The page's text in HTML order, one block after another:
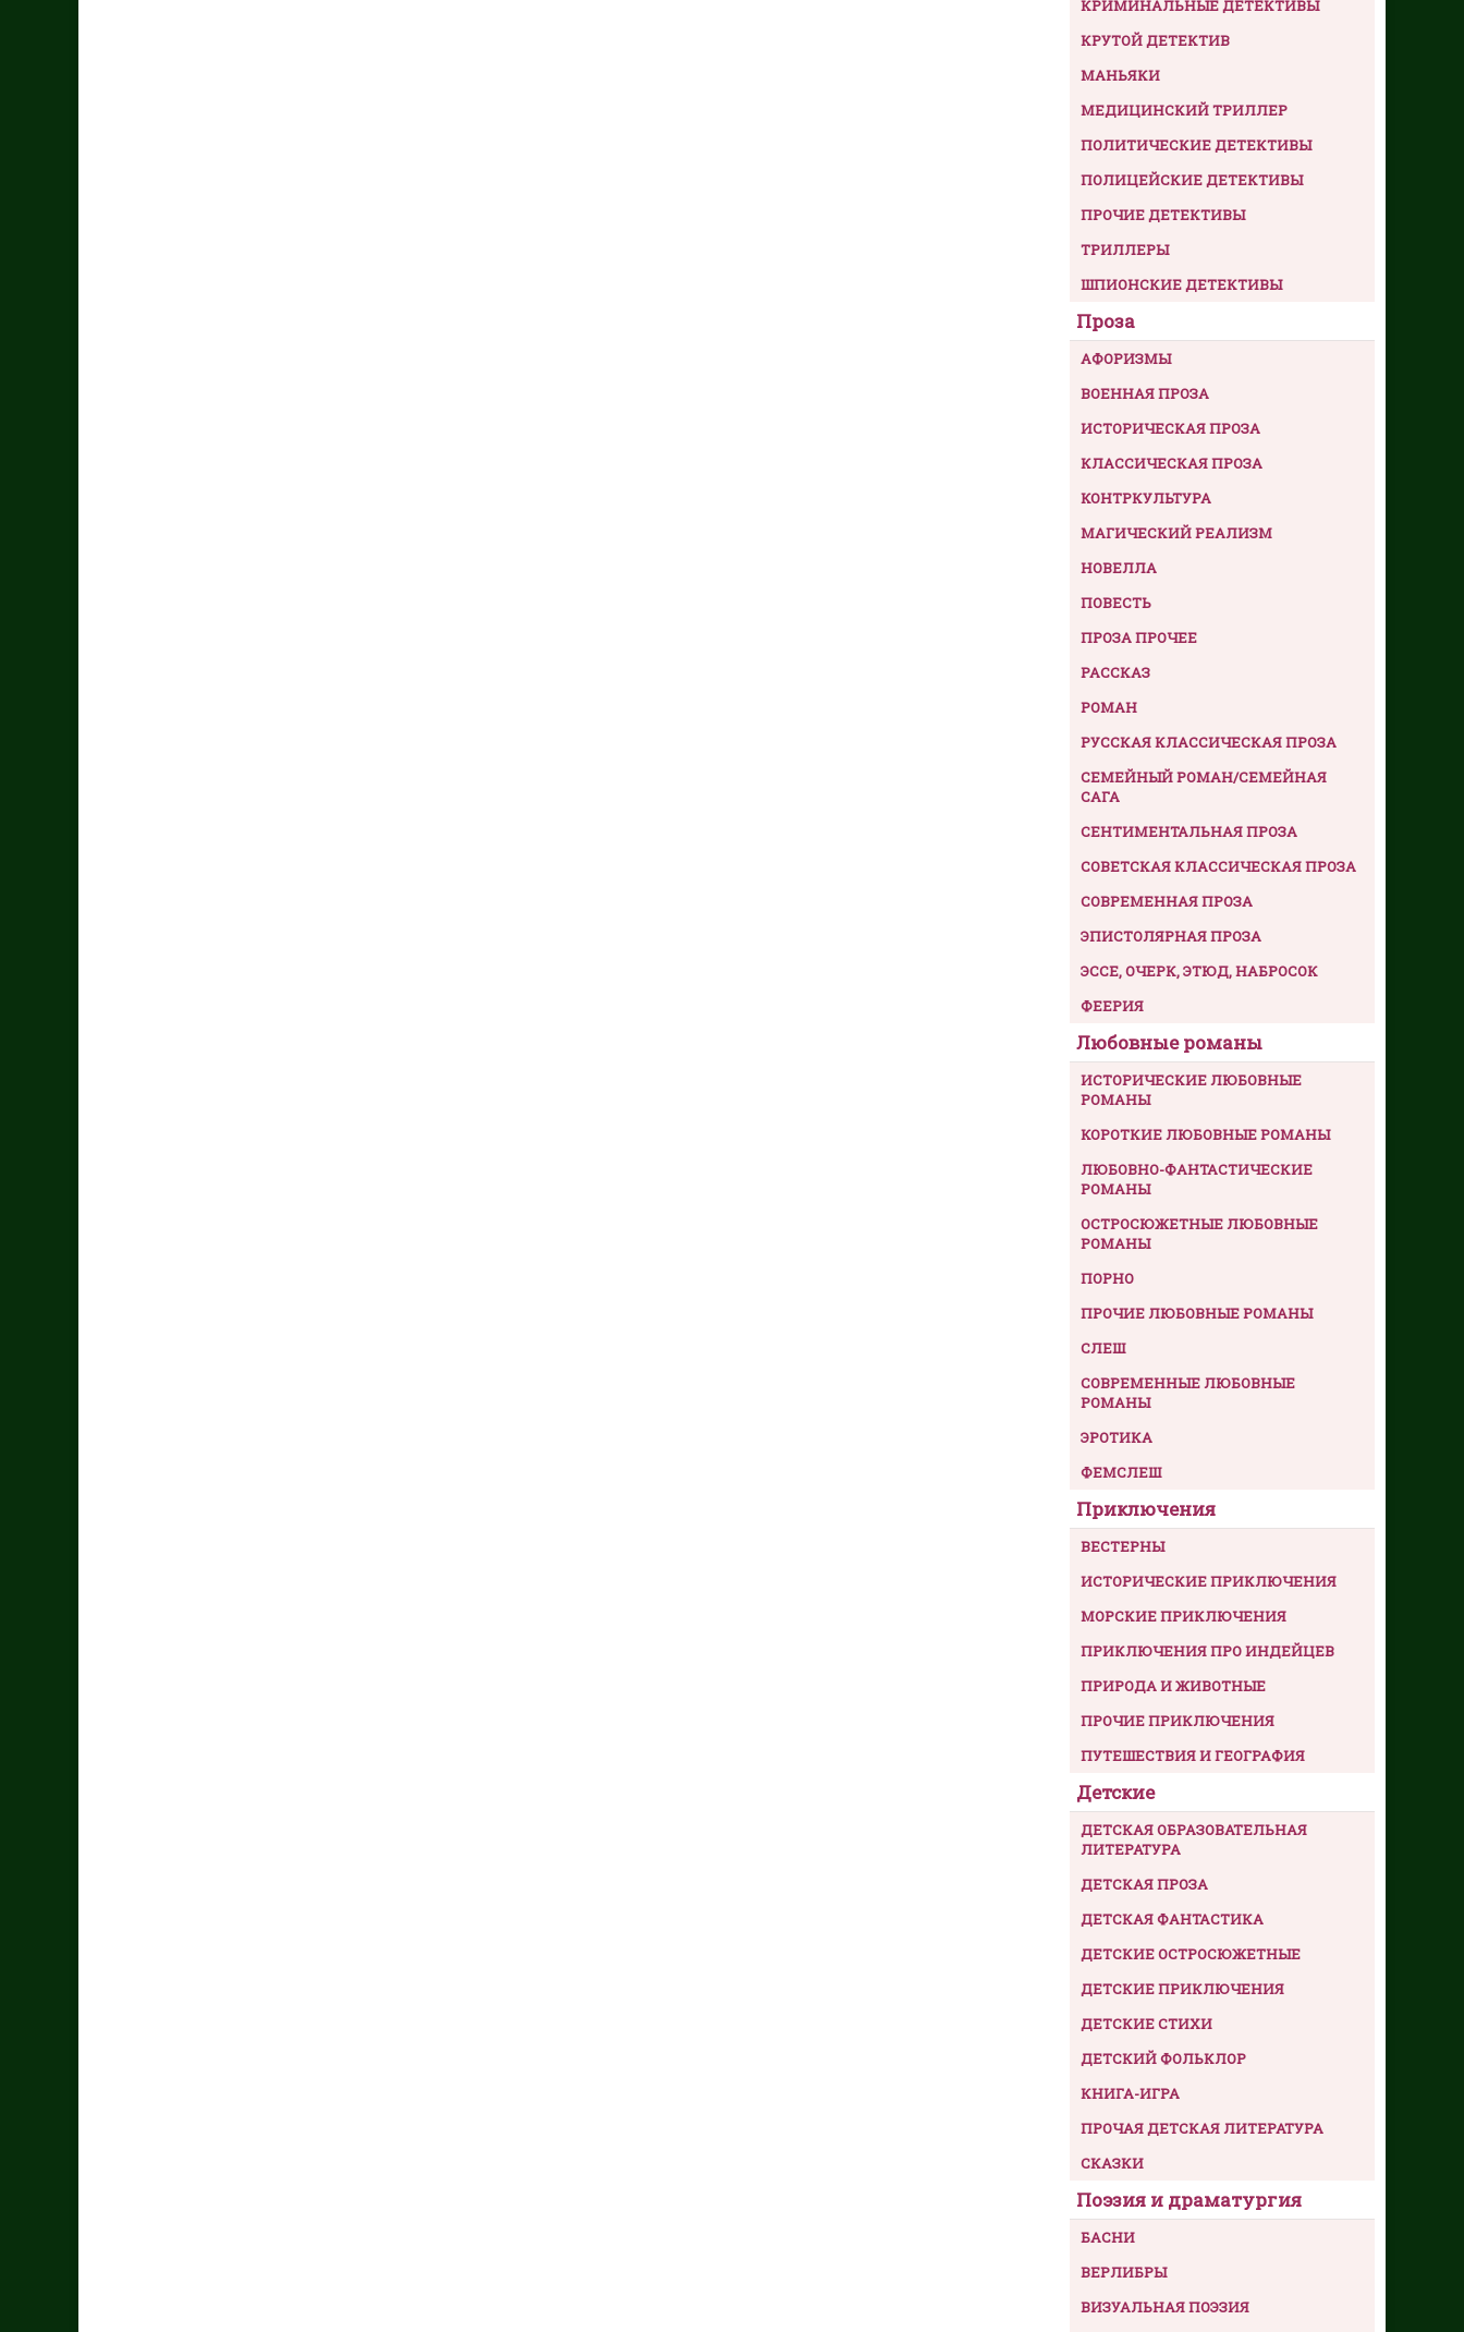
КРИМИНАЛЬНЫЕ ДЕТЕКТИВЫ
КРУТОЙ ДЕТЕКТИВ
МАНЬЯКИ
МЕДИЦИНСКИЙ ТРИЛЛЕР
ПОЛИТИЧЕСКИЕ ДЕТЕКТИВЫ
ПОЛИЦЕЙСКИЕ ДЕТЕКТИВЫ
ПРОЧИЕ ДЕТЕКТИВЫ
ТРИЛЛЕРЫ
ШПИОНСКИЕ ДЕТЕКТИВЫ
Проза
АФОРИЗМЫ
ВОЕННАЯ ПРОЗА
ИСТОРИЧЕСКАЯ ПРОЗА
КЛАССИЧЕСКАЯ ПРОЗА
КОНТРКУЛЬТУРА
МАГИЧЕСКИЙ РЕАЛИЗМ
НОВЕЛЛА
ПОВЕСТЬ
ПРОЗА ПРОЧЕЕ
РАССКАЗ
РОМАН
РУССКАЯ КЛАССИЧЕСКАЯ ПРОЗА
СЕМЕЙНЫЙ РОМАН/СЕМЕЙНАЯ
САГА
СЕНТИМЕНТАЛЬНАЯ ПРОЗА
СОВЕТСКАЯ КЛАССИЧЕСКАЯ ПРОЗА
СОВРЕМЕННАЯ ПРОЗА
ЭПИСТОЛЯРНАЯ ПРОЗА
ЭССЕ, ОЧЕРК, ЭТЮД, НАБРОСОК
ФЕЕРИЯ
Любовные романы
ИСТОРИЧЕСКИЕ ЛЮБОВНЫЕ
РОМАНЫ
КОРОТКИЕ ЛЮБОВНЫЕ РОМАНЫ
ЛЮБОВНО-ФАНТАСТИЧЕСКИЕ
РОМАНЫ
ОСТРОСЮЖЕТНЫЕ ЛЮБОВНЫЕ
РОМАНЫ
ПОРНО
ПРОЧИЕ ЛЮБОВНЫЕ РОМАНЫ
СЛЕШ
СОВРЕМЕННЫЕ ЛЮБОВНЫЕ
РОМАНЫ
ЭРОТИКА
ФЕМСЛЕШ
Приключения
ВЕСТЕРНЫ
ИСТОРИЧЕСКИЕ ПРИКЛЮЧЕНИЯ
МОРСКИЕ ПРИКЛЮЧЕНИЯ
ПРИКЛЮЧЕНИЯ ПРО ИНДЕЙЦЕВ
ПРИРОДА И ЖИВОТНЫЕ
ПРОЧИЕ ПРИКЛЮЧЕНИЯ
ПУТЕШЕСТВИЯ И ГЕОГРАФИЯ
Детские
ДЕТСКАЯ ОБРАЗОВАТЕЛЬНАЯ
ЛИТЕРАТУРА
ДЕТСКАЯ ПРОЗА
ДЕТСКАЯ ФАНТАСТИКА
ДЕТСКИЕ ОСТРОСЮЖЕТНЫЕ
ДЕТСКИЕ ПРИКЛЮЧЕНИЯ
ДЕТСКИЕ СТИХИ
ДЕТСКИЙ ФОЛЬКЛОР
КНИГА-ИГРА
ПРОЧАЯ ДЕТСКАЯ ЛИТЕРАТУРА
СКАЗКИ
Поэзия и драматургия
БАСНИ
ВЕРЛИБРЫ
ВИЗУАЛЬНАЯ ПОЭЗИЯ